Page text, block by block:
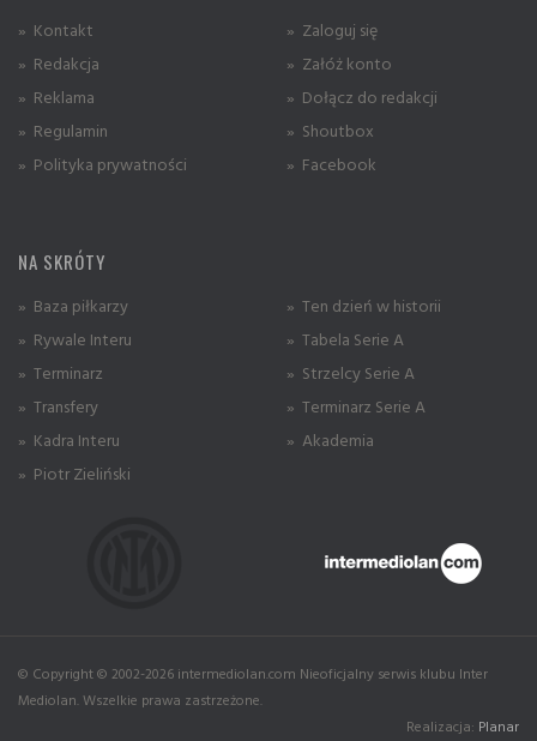
» Kontakt
» Redakcja
» Reklama
» Regulamin
» Polityka prywatności
» Zaloguj się
» Załóż konto
» Dołącz do redakcji
» Shoutbox
» Facebook
NA SKRÓTY
» Baza piłkarzy
» Rywale Interu
» Terminarz
» Transfery
» Kadra Interu
» Piotr Zieliński
» Ten dzień w historii
» Tabela Serie A
» Strzelcy Serie A
» Terminarz Serie A
» Akademia
© Copyright © 2002-2026 intermediolan.com Nieoficjalny serwis klubu Inter
Mediolan. Wszelkie prawa zastrzeżone.
Realizacja: Planar